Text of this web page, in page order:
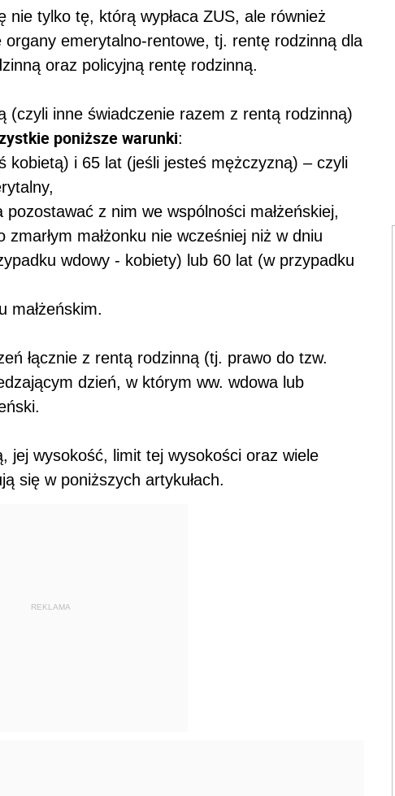
tylko tę, którą wypłaca ZUS, ale również
organy emerytalno-rentowe, tj. rentę rodzinną dla
oraz policyjną rentę rodzinną.
(czyli inne świadczenie razem z rentą rodzinną)
poniższe warunki:
kobietą) i 65 lat (jeśli jesteś mężczyzną) – czyli
z nim we wspólności małżeńskiej,
małżonku nie wcześniej niż w dniu
wdowy - kobiety) lub 60 lat (w przypadku
małżeńskim.
łącznie z rentą rodzinną (tj. prawo do tzw.
dzień, w którym ww. wdowa lub
jej wysokość, limit tej wysokości oraz wiele
się w poniższych artykułach.
REKLAMA